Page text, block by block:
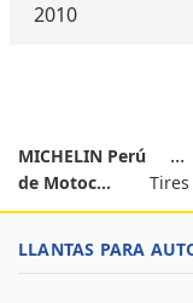
2010
MICHELIN Perú
de Motoc...
Tires
LLANTAS PARA